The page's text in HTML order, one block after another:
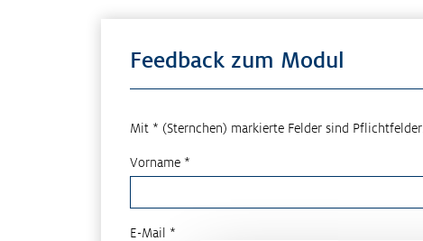
Feedback zum Modul
Mit * (Sternchen) markierte Felder sind Pflichtfelder.
Vorname *
E-Mail *